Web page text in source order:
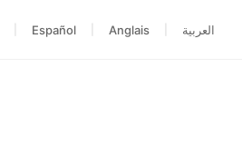
Español Anglais العربية